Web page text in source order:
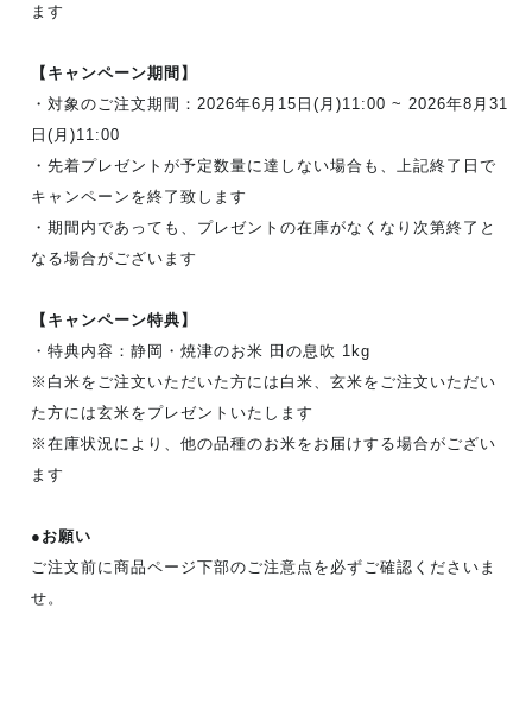
ます
【キャンペーン期間】
・対象のご注文期間：2026年6月15日(月)11:00 ~ 2026年8月31
日(月)11:00
・先着プレゼントが予定数量に達しない場合も、上記終了日で
キャンペーンを終了致します
・期間内であっても、プレゼントの在庫がなくなり次第終了と
なる場合がございます
【キャンペーン特典】
・特典内容：静岡・焼津のお米 田の息吹 1kg
※白米をご注文いただいた方には白米、玄米をご注文いただい
た方には玄米をプレゼントいたします
※在庫状況により、他の品種のお米をお届けする場合がござい
ます
●お願い
ご注文前に商品ページ下部のご注意点を必ずご確認くださいま
せ。